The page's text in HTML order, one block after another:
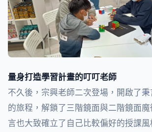
量身打造學習計畫的叮叮老師
不久後，宗興老師二次登場，開啟了
的旅程，解鎖了三階鏡面與二階鏡面
言也大致確立了自己比較偏好的授課